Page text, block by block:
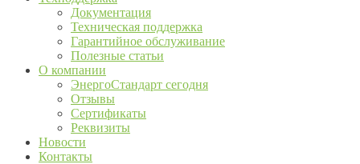
Документация
Техническая поддержка
Гарантийное обслуживание
Полезные статьи
О компании
ЭнергоСтандарт сегодня
Отзывы
Сертификаты
Реквизиты
Новости
Контакты